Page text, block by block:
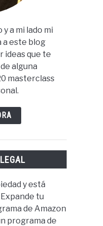
a mi lado mi
a este blog
ideas que te
alguna
masterclass
y está
tu
de Amazon
programa de